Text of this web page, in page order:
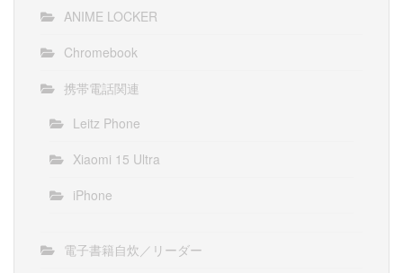
ANIME LOCKER
Chromebook
携帯電話関連
Leitz Phone
Xiaomi 15 Ultra
iPhone
電子書籍自炊／リーダー